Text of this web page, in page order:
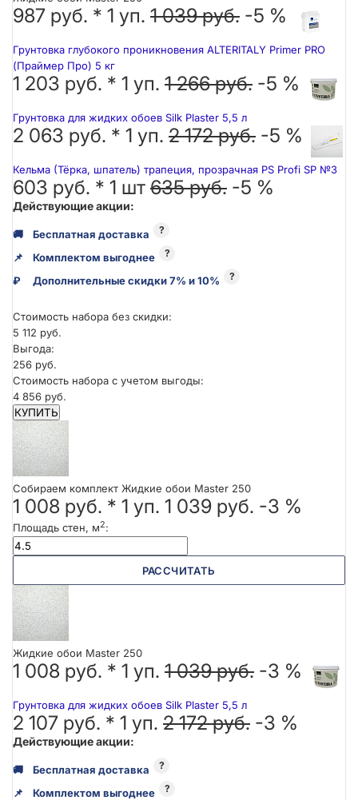
987 руб. * 1 уп. 1 039 руб. -5 %
Грунтовка глубокого проникновения ALTERITALY Primer PRO
(Праймер Про) 5 кг
1 203 руб. * 1 уп. 1 266 руб. -5 %
Грунтовка для жидких обоев Silk Plaster 5,5 л
2 063 руб. * 1 уп. 2 172 руб. -5 %
Кельма (Тёрка, шпатель) трапеция, прозрачная PS Profi SP №3
603 руб. * 1 шт 635 руб. -5 %
Действующие акции:
🚚 Бесплатная доставка ?
📌 Комплектом выгоднее ?
₽ Дополнительные скидки 7% и 10% ?
Стоимость набора без скидки:
5 112 руб.
Выгода:
256 руб.
Стоимость набора с учетом выгоды:
4 856 руб.
КУПИТЬ
Собираем комплект Жидкие обои Master 250
1 008 руб. * 1 уп. 1 039 руб. -3 %
Площадь стен, м2:
РАССЧИТАТЬ
Жидкие обои Master 250
1 008 руб. * 1 уп. 1 039 руб. -3 %
Грунтовка для жидких обоев Silk Plaster 5,5 л
2 107 руб. * 1 уп. 2 172 руб. -3 %
Действующие акции:
🚚 Бесплатная доставка ?
📌 Комплектом выгоднее ?